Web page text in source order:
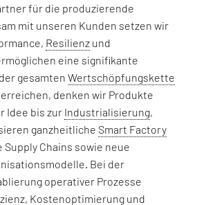
für die produzierende
mit unseren Kunden setzen wir
Resilienz und
eine signifikante
gesamten Wertschöpfungskette
erreichen, denken wir Produkte
Idee bis zur Industrialisierung,
ganzheitliche Smart Factory
Chains sowie neue
Bei der
operativer Prozesse
Kostenoptimierung und